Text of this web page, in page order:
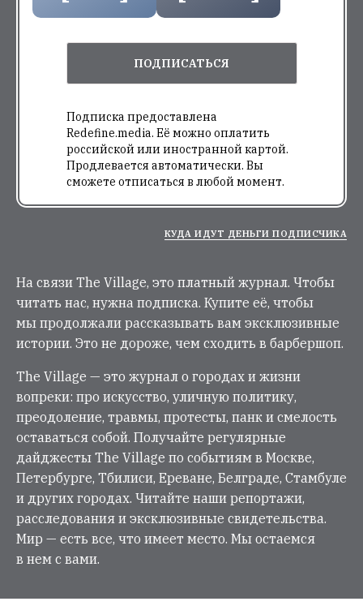
ПОДПИСАТЬСЯ
Подписка предоставлена
Redefine.media. Её можно оплатить
российской или иностранной картой.
Продлевается автоматически. Вы
сможете отписаться в любой момент.
КУДА ИДУТ ДЕНЬГИ ПОДПИСЧИКА
На связи The Village, это платный журнал. Чтобы
читать нас, нужна подписка. Купите её, чтобы
мы продолжали рассказывать вам эксклюзивные
истории. Это не дороже, чем сходить в барбершоп.
The Village — это журнал о городах и жизни
вопреки: про искусство, уличную политику,
преодоление, травмы, протесты, панк и смелость
оставаться собой. Получайте регулярные
дайджесты The Village по событиям в Москве,
Петербурге, Тбилиси, Ереване, Белграде, Стамбуле
и других городах. Читайте наши репортажи,
расследования и эксклюзивные свидетельства.
Мир — есть все, что имеет место. Мы остаемся
в нем с вами.